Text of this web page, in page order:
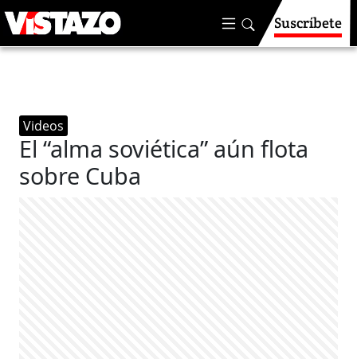
Suscríbete
Videos
El “alma soviética” aún flota
sobre Cuba